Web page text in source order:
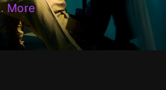
More